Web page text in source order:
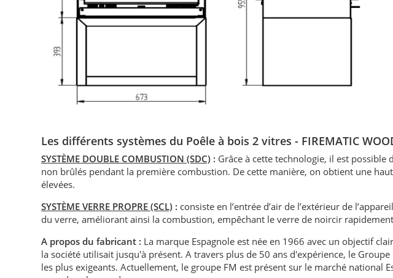
Les différents systèmes du Poêle à bois 2 vitres - FIREMATIC
SYSTÈME DOUBLE COMBUSTION (SDC) : Grâce à cette technologie, il est
non brûlés pendant la première combustion. De cette manière, on obtient une
élevées.
SYSTÈME VERRE PROPRE (SCL) : consiste en l’entrée d’air de l’extérieur de
du verre, améliorant ainsi la combustion, empêchant le verre de noircir
A propos du fabricant : La marque Espagnole est née en 1966 avec un objectif
la société utilisait jusqu'à présent. A travers plus de 50 ans d'expérience, le
les plus exigeants. Actuellement, le groupe FM est présent sur le marché national